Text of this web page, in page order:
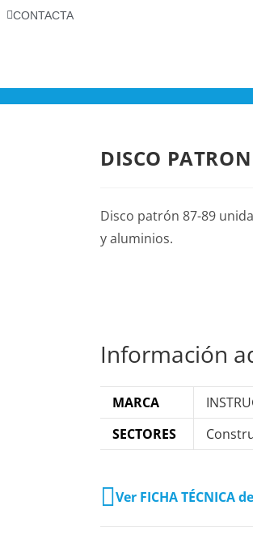
CONTACTA
DISCO
Disco patrón 87-89
y aluminios.
Información
MARCA
SECTORES
Ver FICHA TÉCNICA